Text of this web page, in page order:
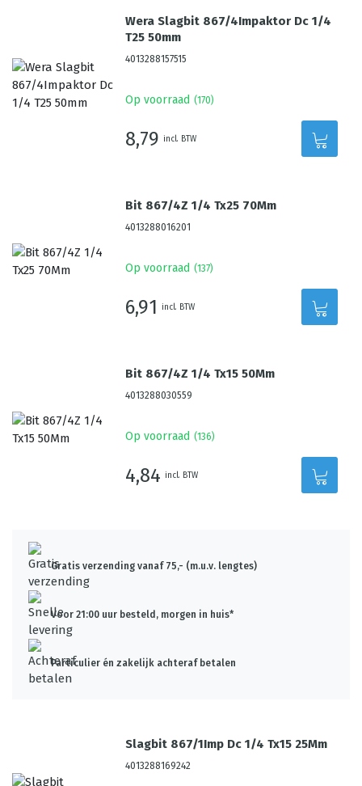
Wera Slagbit 867/4Impaktor Dc 1/4
T25 50mm
4013288157515
Op voorraad (170)
8,79 incl. BTW
Bit 867/4Z 1/4 Tx25 70Mm
4013288016201
Op voorraad (137)
6,91 incl. BTW
Bit 867/4Z 1/4 Tx15 50Mm
4013288030559
Op voorraad (136)
4,84 incl. BTW
Gratis verzending vanaf 75,- (m.u.v. lengtes)
Voor 21:00 uur besteld, morgen in huis*
Particulier én zakelijk achteraf betalen
Slagbit 867/1Imp Dc 1/4 Tx15 25Mm
4013288169242